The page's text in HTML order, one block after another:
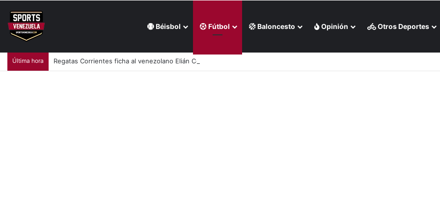
Béisbol Fútbol Baloncesto Opinión Otros Deportes
Última hora Regatas Corrientes ficha al venezolano Elián Centeno